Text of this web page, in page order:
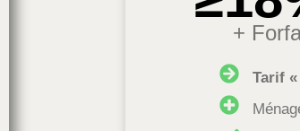
+
Tarif